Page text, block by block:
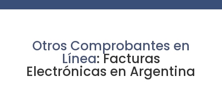
Otros Comprobantes en
Línea: Facturas
Electrónicas en Argentina